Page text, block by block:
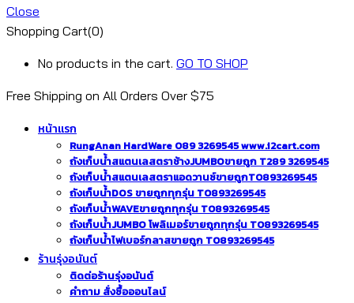
Close
Shopping Cart(0)
No products in the cart. GO TO SHOP
Free Shipping on All Orders Over $75
หน้าแรก
RungAnan HardWare 089 3269545 www.i2cart.com
ถังเก็บน้ำสแตนเลสตราช้างJUMBOขายถูก T289 3269545
ถังเก็บน้ำสแตนเลสตราแอดวานซ์ขายถูกT0893269545
ถังเก็บน้ำDOS ขายถูกทุกรุ่น T0893269545
ถังเก็บน้ำWAVEขายถูกทุกรุ่น T0893269545
ถังเก็บน้ำJUMBO โพลิเมอร์ขายถูกทุกรุ่น T0893269545
ถังเก็บน้ำไฟเบอร์กลาสขายถูก T0893269545
ร้านรุ่งอนันต์
ติดต่อร้านรุ่งอนันต์
คำถาม สั่งซื้อออนไลน์